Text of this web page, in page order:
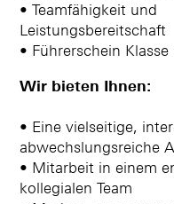
• Teamfähigkeit und
Leistungsbereitschaft
• Führerschein Klasse
Wir bieten Ihnen:
• Eine vielseitige,
abwechslungsreiche
• Mitarbeit in einem
kollegialen Team